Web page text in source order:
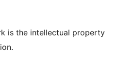
is the intellectual property